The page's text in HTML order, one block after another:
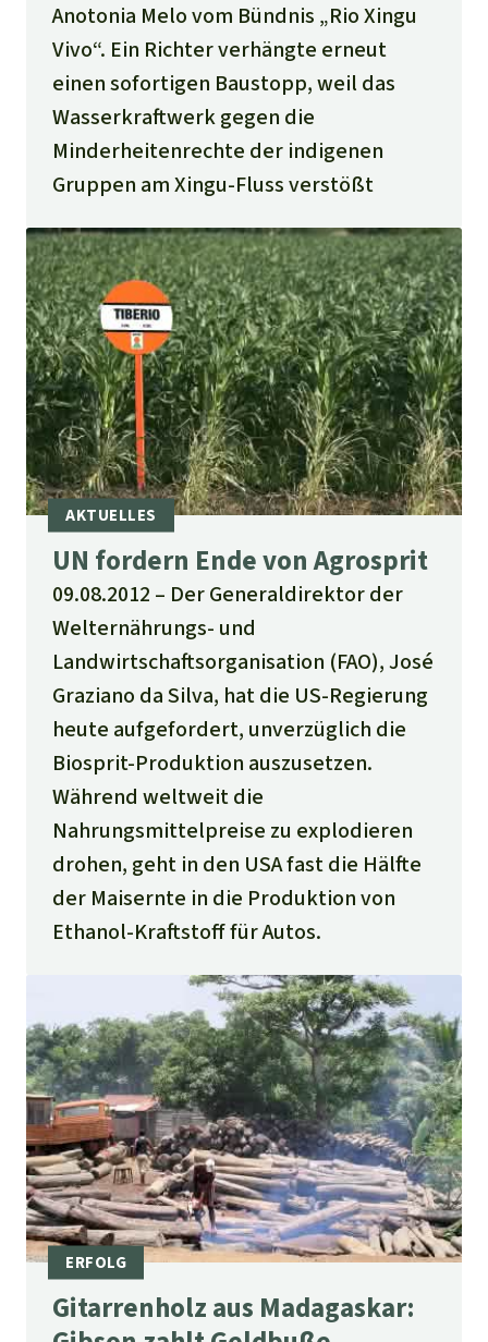
Anotonia Melo vom Bündnis „Rio Xingu
Vivo“. Ein Richter verhängte erneut
einen sofortigen Baustopp, weil das
Wasserkraftwerk gegen die
Minderheitenrechte der indigenen
Gruppen am Xingu-Fluss verstößt
UN fordern Ende von Agrosprit
09.08.2012
Der Generaldirektor der
Welternährungs- und
Landwirtschaftsorganisation (FAO), José
Graziano da Silva, hat die US-Regierung
heute aufgefordert, unverzüglich die
Biosprit-Produktion auszusetzen.
Während weltweit die
Nahrungsmittelpreise zu explodieren
drohen, geht in den USA fast die Hälfte
der Maisernte in die Produktion von
Ethanol-Kraftstoff für Autos.
Gitarrenholz aus Madagaskar: